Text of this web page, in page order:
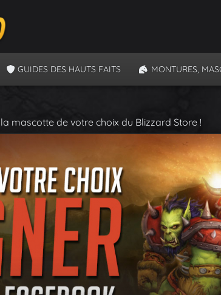
GUIDES DES HAUTS FAITS MONTURES,
mascotte de votre choix du Blizzard Store !